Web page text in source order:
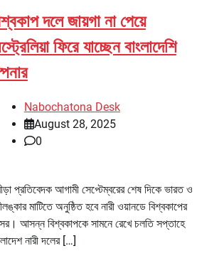
দলে জায়গা না পেয়ে
ফিরে যাচ্ছেন বাংলাদেশি
Nabochatona Desk
August 28, 2025
0
প্রতিবেদক আগামী সেপ্টেম্বরের শেষ দিকে ভারত ও
মাটিতে অনুষ্ঠিত হবে নারী ওয়ানডে বিশ্বকাপের
আসন্ন বিশ্বকাপকে সামনে রেখে চলতি সপ্তাহে
নারী দলের […]